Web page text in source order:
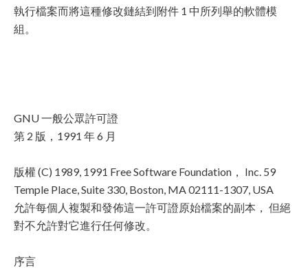
執行檔案而將這種修改鏈結到附件 1 中所列舉的軟體模
組。
GNU 一般公眾許可證
第 2 版，1991 年 6 月
版權 (C) 1989, 1991 Free Software Foundation， Inc. 59
Temple Place, Suite 330, Boston, MA 02111-1307, USA
允許每個人複製和發佈這一許可證原始檔案的副本， 但絕
對不允許對它進行任何修改。
序言